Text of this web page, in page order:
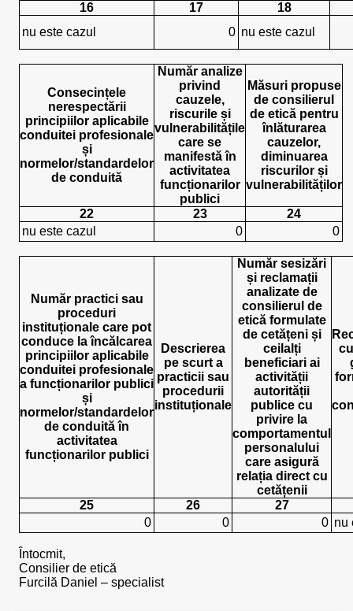
16 17
18
nu este cazul
0 nu este cazul
Consecințele
nerespectării
principiilor aplicabile
conduitei profesionale
și
normelor/standardelor
de conduită
Număr analize
privind
cauzele,
riscurile și
vulnerabilitățile
care se
manifestă în
activitatea
funcționarilor
publici
Măsuri propuse
de consilierul
de etică pentru
înlăturarea
cauzelor,
diminuarea
riscurilor și
vulnerabilităților
22 23
24
nu este cazul
0 0
Număr practici sau
proceduri
instituționale care pot
conduce la încălcarea
principiilor aplicabile
conduitei profesionale
a funcționarilor publici
și
normelor/standardelor
de conduită în
activitatea
funcționarilor publici
Descrierea
pe scurt a
practicii sau
procedurii
instituționale
Număr sesizări
și reclamații
analizate de
consilierul de
etică formulate
de cetățeni și
ceilalți
beneficiari ai
activității
autorității
publice cu
privire la
comportamentul
personalului
care asigură
relația direct cu
cetățenii
25 26
27
0
0 0 nu
Întocmit,
Consilier de etică
Furcilă Daniel – specialist